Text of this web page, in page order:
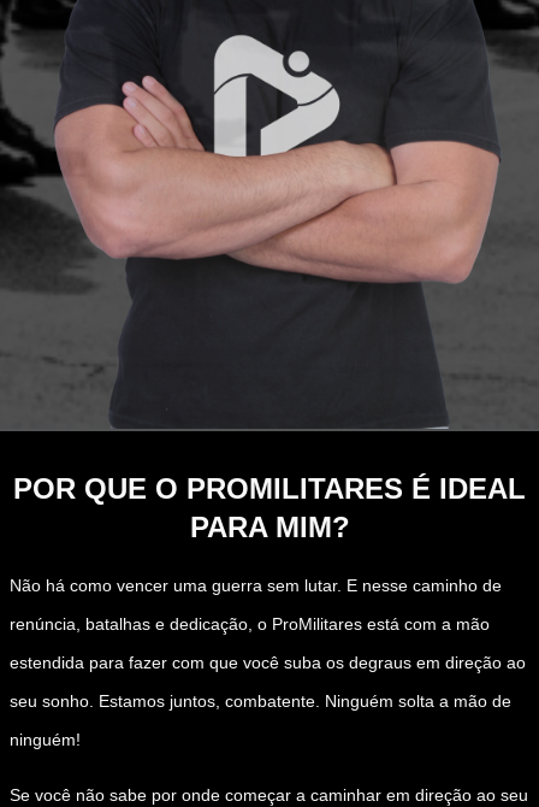
POR QUE O PROMILITARES É IDEAL
PARA MIM?
Não há como vencer uma guerra sem lutar. E nesse caminho de
renúncia, batalhas e dedicação, o ProMilitares está com a mão
estendida para fazer com que você suba os degraus em direção ao
seu sonho. Estamos juntos, combatente. Ninguém solta a mão de
ninguém!
Se você não sabe por onde começar a caminhar em direção ao seu